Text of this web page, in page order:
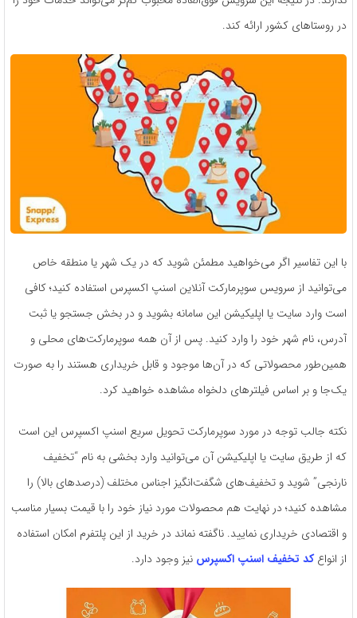
در روستاهای کشور ارائه کند.
با این تفاسیر اگر می‌خواهید مطمئن شوید که در یک شهر یا منطقه خاص
می‌توانید از سرویس سوپرمارکت آنلاین اسنپ اکسپرس استفاده کنید؛ کافی
است وارد سایت یا اپلیکیشن این سامانه بشوید و در بخش جستجو یا ثبت
آدرس، نام شهر خود را وارد کنید. پس از آن همه سوپرمارکت‌های محلی و
همین‌طور محصولاتی که در آن‌ها موجود و قابل خریداری هستند را به صورت
یک‌جا و بر اساس فیلترهای دلخواه مشاهده خواهید کرد.
نکته جالب توجه در مورد سوپرمارکت تحویل سریع اسنپ اکسپرس این است
که از طریق سایت یا اپلیکیشن آن می‌توانید وارد بخشی به نام “تخفیف
نارنجی” شوید و تخفیف‌های شگفت‌انگیز اجناس مختلف (درصدهای بالا) را
مشاهده کنید؛ در نهایت هم محصولات مورد نیاز خود را با قیمت بسیار مناسب
و اقتصادی خریداری نمایید. ناگفته نماند در خرید از این پلتفرم امکان استفاده
از انواعکد تخفیف اسنپ اکسپرس نیز وجود دارد.